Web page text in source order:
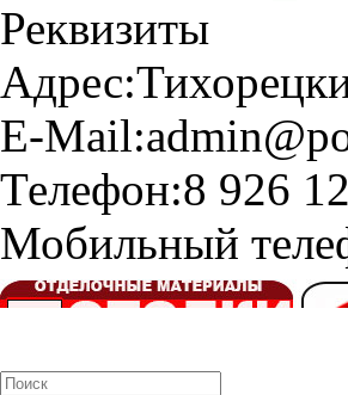
Реквизиты
Адрес:
E-Mail:
Телефон:8 926
Мобильный